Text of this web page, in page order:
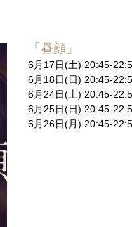
「昼顔」
6月17日(土) 20:45-
6月18日(日) 20:45-
6月24日(土) 20:45-
6月25日(日) 20:45-
6月26日(月) 20:45-